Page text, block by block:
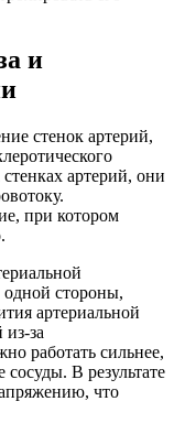
и
стенок артерий,
артерий, они
при котором
одной стороны,
артериальной
за
работать сильнее,
В результате
что